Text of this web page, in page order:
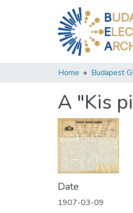
B
E
A
Home Budapest
A "Kis
Date
1907-03-09